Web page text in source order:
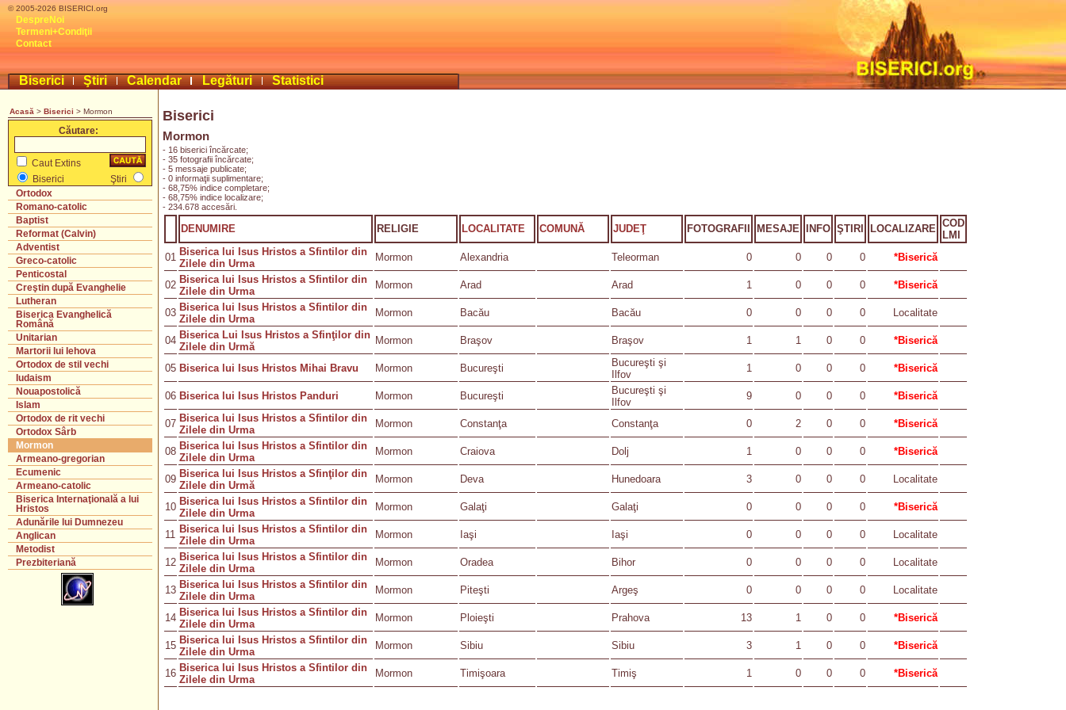
© 2005-2026 BISERICI.org
DespreNoi
Termeni+Condiţii
Contact
Biserici Ştiri Calendar Legături Statistici
Acasă > Biserici > Mormon
Căutare:
Caut Extins
Biserici
Ştiri
Ortodox
Romano-catolic
Baptist
Reformat (Calvin)
Adventist
Greco-catolic
Penticostal
Creştin după Evanghelie
Lutheran
Biserica Evanghelică
Română
Unitarian
Martorii lui Iehova
Ortodox de stil vechi
Iudaism
Nouapostolică
Islam
Ortodox de rit vechi
Ortodox Sârb
Mormon
Armeano-gregorian
Ecumenic
Armeano-catolic
Biserica Internaţională a lui
Hristos
Adunările lui Dumnezeu
Anglican
Metodist
Prezbiteriană
Biserici
Mormon
- 16 biserici încărcate;
- 35 fotografii încărcate;
- 5 messaje publicate;
- 0 informaţii suplimentare;
- 68,75% indice completare;
- 68,75% indice localizare;
- 234.678 accesări.
DENUMIRE RELIGIE LOCALITATE COMUNĂ JUDEŢ FOTOGRAFII MESAJE INFO ŞTIRI LOCALIZARE COD
LMI
01 Biserica lui Isus Hristos a Sfintilor din
Zilele din Urma
Mormon Alexandria Teleorman 0 0 0 0 *Biserică
02 Biserica lui Isus Hristos a Sfintilor din
Zilele din Urma
Mormon Arad Arad 1 0 0 0 *Biserică
03 Biserica lui Isus Hristos a Sfintilor din
Zilele din Urma
Mormon Bacău Bacău 0 0 0 0 Localitate
04 Biserica Lui Isus Hristos a Sfinţilor din
Zilele din Urmă
Mormon Braşov Braşov 1 1 0 0 *Biserică
05 Biserica lui Isus Hristos Mihai Bravu Mormon Bucureşti
Bucureşti şi
Ilfov
1 0 0 0 *Biserică
06 Biserica lui Isus Hristos Panduri Mormon Bucureşti
Bucureşti şi
Ilfov
9 0 0 0 *Biserică
07 Biserica lui Isus Hristos a Sfintilor din
Zilele din Urma
Mormon Constanţa Constanţa 0 2 0 0 *Biserică
08 Biserica lui Isus Hristos a Sfintilor din
Zilele din Urma
Mormon Craiova Dolj 1 0 0 0 *Biserică
09 Biserica lui Isus Hristos a Sfinţilor din
Zilele din Urmă
Mormon Deva Hunedoara 3 0 0 0 Localitate
10 Biserica lui Isus Hristos a Sfintilor din
Zilele din Urma
Mormon Galaţi Galaţi 0 0 0 0 *Biserică
11 Biserica lui Isus Hristos a Sfintilor din
Zilele din Urma
Mormon Iaşi Iaşi 0 0 0 0 Localitate
12 Biserica lui Isus Hristos a Sfintilor din
Zilele din Urma
Mormon Oradea Bihor 0 0 0 0 Localitate
13 Biserica lui Isus Hristos a Sfintilor din
Zilele din Urma
Mormon Piteşti Argeş 0 0 0 0 Localitate
14 Biserica lui Isus Hristos a Sfintilor din
Zilele din Urma
Mormon Ploieşti Prahova 13 1 0 0 *Biserică
15 Biserica lui Isus Hristos a Sfintilor din
Zilele din Urma
Mormon Sibiu Sibiu 3 1 0 0 *Biserică
16 Biserica lui Isus Hristos a Sfintilor din
Zilele din Urma
Mormon Timişoara Timiş 1 0 0 0 *Biserică